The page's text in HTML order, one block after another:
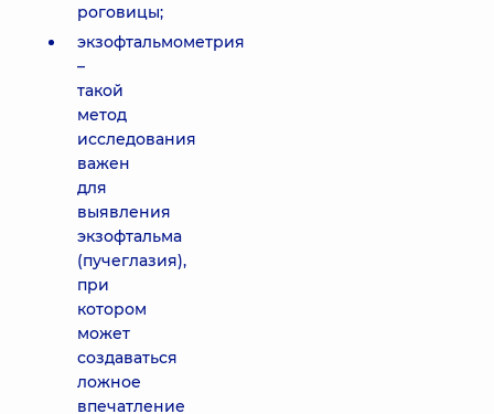
роговицы;
экзофтальмометрия
–
такой
метод
исследования
важен
для
выявления
экзофтальма
(пучеглазия),
при
котором
может
создаваться
ложное
впечатление